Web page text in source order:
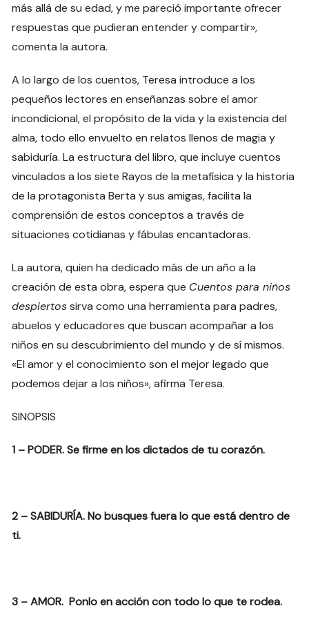
más allá de su edad, y me pareció importante ofrecer
respuestas que pudieran entender y compartir»,
comenta la autora.
A lo largo de los cuentos, Teresa introduce a los
pequeños lectores en enseñanzas sobre el amor
incondicional, el propósito de la vida y la existencia del
alma, todo ello envuelto en relatos llenos de magia y
sabiduría. La estructura del libro, que incluye cuentos
vinculados a los siete Rayos de la metafísica y la historia
de la protagonista Berta y sus amigas, facilita la
comprensión de estos conceptos a través de
situaciones cotidianas y fábulas encantadoras.
La autora, quien ha dedicado más de un año a la
creación de esta obra, espera que Cuentos para niños
despiertossirva como una herramienta para padres,
abuelos y educadores que buscan acompañar a los
niños en su descubrimiento del mundo y de sí mismos.
«El amor y el conocimiento son el mejor legado que
podemos dejar a los niños», afirma Teresa.
SINOPSIS
1 – PODER. Se firme en los dictados de tu corazón.
2 – SABIDURÍA. No busques fuera lo que está dentro de
ti.
3 – AMOR. Ponlo en acción con todo lo que te rodea.